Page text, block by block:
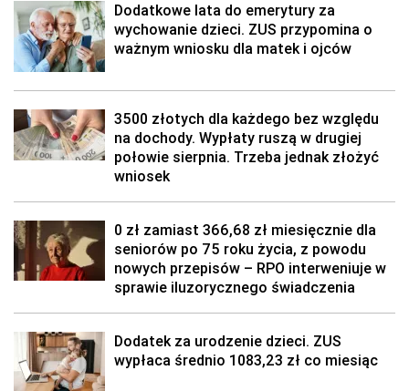
Dodatkowe lata do emerytury za
wychowanie dzieci. ZUS przypomina o
ważnym wniosku dla matek i ojców
3500 złotych dla każdego bez względu
na dochody. Wypłaty ruszą w drugiej
połowie sierpnia. Trzeba jednak złożyć
wniosek
0 zł zamiast 366,68 zł miesięcznie dla
seniorów po 75 roku życia, z powodu
nowych przepisów – RPO interweniuje w
sprawie iluzorycznego świadczenia
Dodatek za urodzenie dzieci. ZUS
wypłaca średnio 1083,23 zł co miesiąc